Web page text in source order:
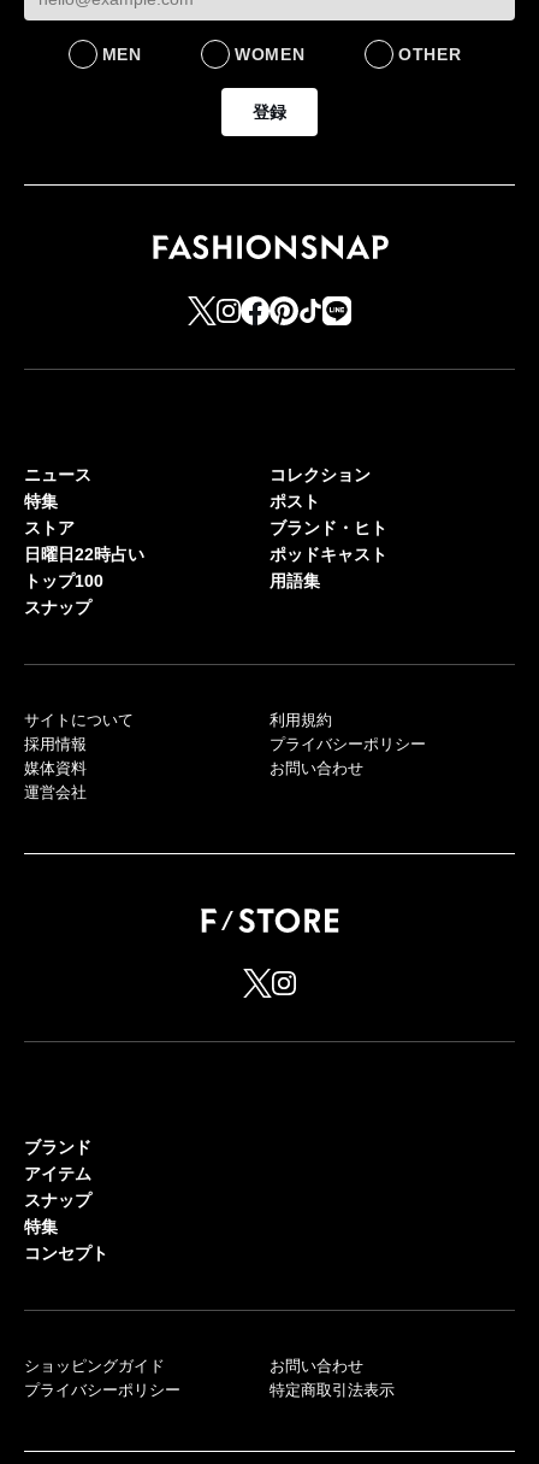
MEN WOMEN OTHER
登録
ニュース
特集
ストア
日曜日22時占い
トップ100
スナップ
コレクション
ポスト
ブランド・ヒト
ポッドキャスト
用語集
サイトについて
採用情報
媒体資料
運営会社
利用規約
プライバシーポリシー
お問い合わせ
ブランド
アイテム
スナップ
特集
コンセプト
ショッピングガイド
プライバシーポリシー
お問い合わせ
特定商取引法表示